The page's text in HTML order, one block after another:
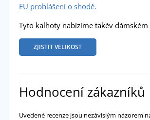
EU prohlášení o shodě.
Tyto kalhoty nabízíme takév
ZJISTIT VELIKOST
Hodnocení zákazníků
Uvedené recenze jsou nezávislým názorem